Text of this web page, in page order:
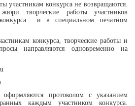
участникам конкурса не возвращаются.
творческие работы участников
и в специальном печатном
конкурса, творческие работы и
направляются одновременно на
протоколом с указанием
каждым участником конкурса.